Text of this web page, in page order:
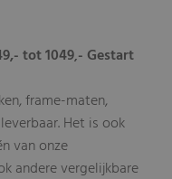
tot 1049,- Gestart
frame-maten,
. Het is ook
van onze
andere vergelijkbare